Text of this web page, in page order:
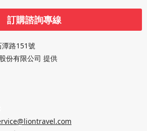
訂購諮詢專線
潭路151號
份有限公司 提供